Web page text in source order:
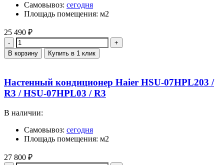
Самовывоз: сегодня
Площадь помещения: м2
25 490 ₽
Количество
В корзину Купить в 1 клик
Настенный кондиционер Haier HSU-07HPL203 /
R3 / HSU-07HPL03 / R3
В наличии:
Самовывоз: сегодня
Площадь помещения: м2
27 800 ₽